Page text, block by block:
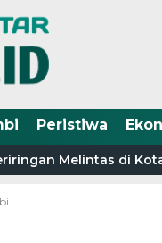
Peristiwa
Melintas di